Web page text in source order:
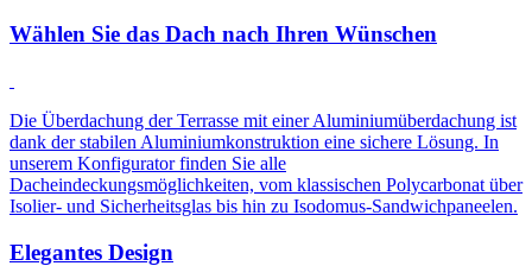
Wählen Sie das Dach nach Ihren Wünschen
Die Überdachung der Terrasse mit einer Aluminiumüberdachung ist
dank der stabilen Aluminiumkonstruktion eine sichere Lösung. In
unserem Konfigurator finden Sie alle
Dacheindeckungsmöglichkeiten, vom klassischen Polycarbonat über
Isolier- und Sicherheitsglas bis hin zu Isodomus-Sandwichpaneelen.
Elegantes Design